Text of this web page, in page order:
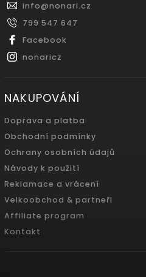
info@nonari.cz
799 547 647
Facebook
nonaricz
NAKUPOVÁNÍ
Doprava a platba
Obchodní podmínky
Ochrany osobních údajů
Návody k použití
Reklamace a vrácení
Velkoobchod & partneři
Affiliate program
Kontakt